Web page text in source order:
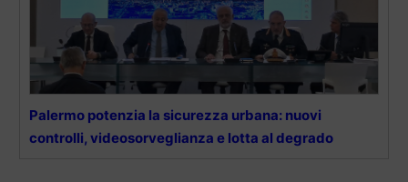
Palermo potenzia la sicurezza urbana: nuovi
controlli, videosorveglianza e lotta al degrado